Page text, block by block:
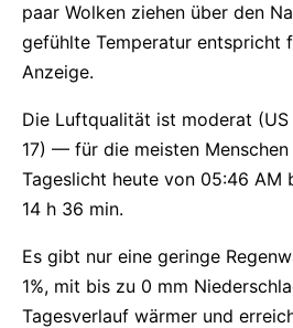
paar Wolken ziehen über den
gefühlte Temperatur entspricht
Anzeige.
Die Luftqualität ist moderat (US
17) — für die meisten
Tageslicht heute von 05:46 AM
14 h 36 min.
Es gibt nur eine geringe
1%, mit bis zu 0 mm
Tagesverlauf wärmer und